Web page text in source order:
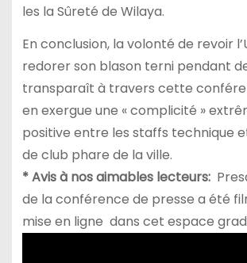
les la Sûreté de Wilaya.
En conclusion, la volonté de revoir
redorer son blason terni pendant
transparaît à travers cette
en exergue une « complicité »
positive entre les staffs technique
de club phare de la ville.
* Avis à nos aimables lecteurs:
de la conférence de presse a été
mise en ligne dans cet espace